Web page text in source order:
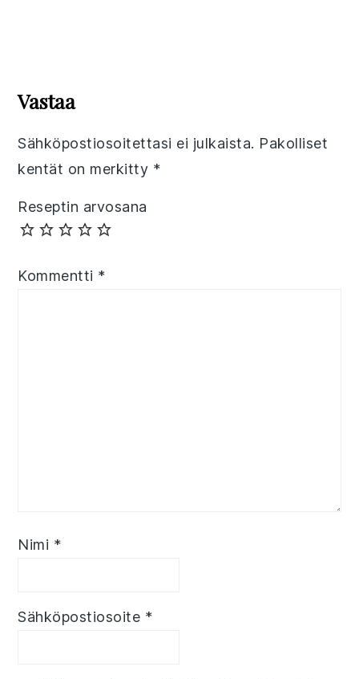
Interactions
Vastaa
Sähköpostiosoitettasi ei julkaista. Pakolliset
kentät on merkitty *
Reseptin arvosana
Kommentti *
Nimi *
Sähköpostiosoite *